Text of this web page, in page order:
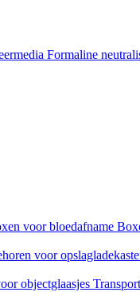
Formaline
voor bloedafname
voor
objectglaasjes